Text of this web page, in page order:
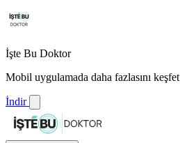
İşte Bu Doktor
Mobil uygulamada daha fazlasını keşfet
İndir